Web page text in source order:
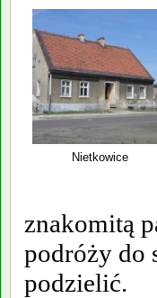
Nietkowice
znakomitą
podróży do
podzielić.